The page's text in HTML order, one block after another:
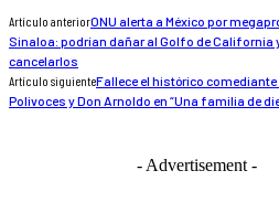
Artículo anteriorONU alerta a México por
Sinaloa: podrían dañar al Golfo de California
cancelarlos
Artículo siguienteFallece el histórico
Polivoces y Don Arnoldo en “Una familia de
- Advertisement -